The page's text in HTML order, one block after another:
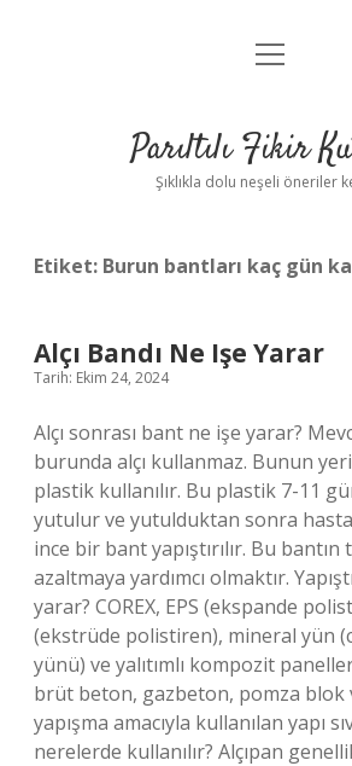
Anasayfa
Yasal Uyarı
menüyü
Parıltılı Fikir
Şıklıkla dolu neşeli öneriler
Etiket: Burun bantları kaç gün
Alçı Bandı Ne Işe Yarar
Tarih: Ekim 24, 2024
Alçı sonrası bant ne işe yarar?
burunda alçı kullanmaz. Bunun
plastik kullanılır. Bu plastik 7-11
yutulur ve yutulduktan sonra
ince bir bant yapıştırılır. Bu
azaltmaya yardımcı olmaktır.
yarar? COREX, EPS (ekspande
(ekstrüde polistiren), mineral yün
yünü) ve yalıtımlı kompozit
brüt beton, gazbeton, pomza blok
yapışma amacıyla kullanılan yapı
nerelerde kullanılır? Alçıpan